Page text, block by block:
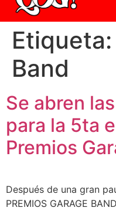
Etiqueta:
Band
Se abren
para la 5ta
Premios
Después de una gran
PREMIOS GARAGE